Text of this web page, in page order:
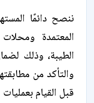
ننصح دائمًا
المعتمدة
الطيبة، وذلك
والتأكد من
قبل القيام بعمليات